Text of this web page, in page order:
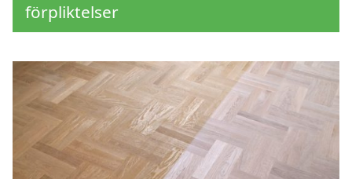
förpliktelser